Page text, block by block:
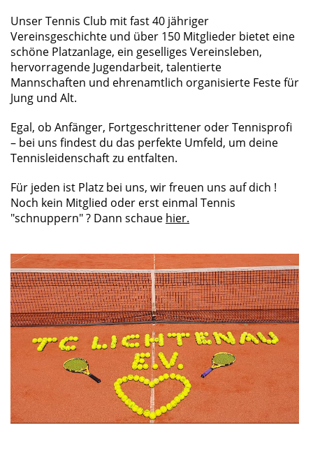
Unser Tennis Club mit fast 40 jähriger
Vereinsgeschichte und über 150 Mitglieder bietet eine
schöne Platzanlage, ein geselliges Vereinsleben,
hervorragende Jugendarbeit, talentierte
Mannschaften und ehrenamtlich organisierte Feste für
Jung und Alt.
Egal, ob Anfänger, Fortgeschrittener oder Tennisprofi
– bei uns findest du das perfekte Umfeld, um deine
Tennisleidenschaft zu entfalten.
Für jeden ist Platz bei uns, wir freuen uns auf dich !
Noch kein Mitglied oder erst einmal Tennis
"schnuppern" ? Dann schaue hier.